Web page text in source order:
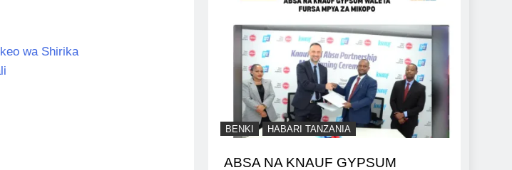
wa Shirika
BENKI HABARI TANZANIA
ABSA NA KNAUF GYPSUM